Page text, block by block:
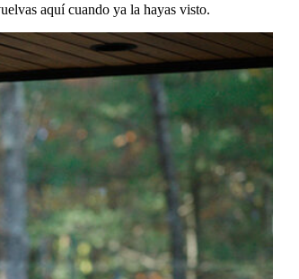
aquí cuando ya la hayas visto.